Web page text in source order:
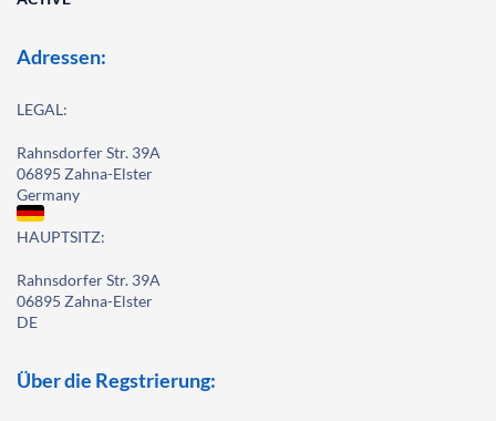
Adressen:
LEGAL:
Rahnsdorfer Str. 39A
06895 Zahna-Elster
Germany
HAUPTSITZ:
Rahnsdorfer Str. 39A
06895 Zahna-Elster
DE
Über die Regstrierung: